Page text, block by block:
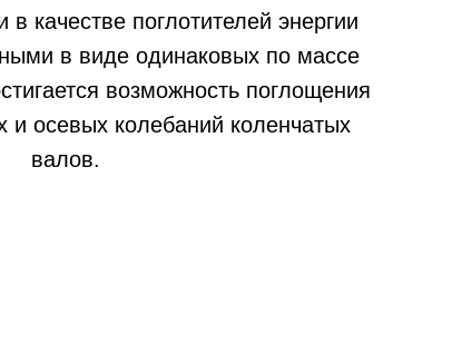
качестве поглотителей энергии
в виде одинаковых по массе
возможность поглощения
и осевых колебаний коленчатых
валов.